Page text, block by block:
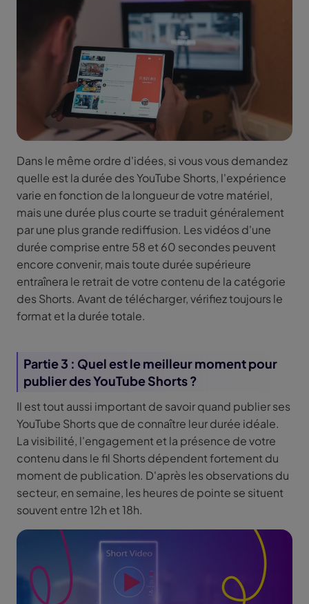
Dans le même ordre d'idées, si vous vous demandez
quelle est la durée des YouTube Shorts, l'expérience
varie en fonction de la longueur de votre matériel,
mais une durée plus courte se traduit généralement
par une plus grande rediffusion. Les vidéos d'une
durée comprise entre 58 et 60 secondes peuvent
encore convenir, mais toute durée supérieure
entraînera le retrait de votre contenu de la catégorie
des Shorts. Avant de télécharger, vérifiez toujours le
format et la durée totale.
Partie 3 : Quel est le meilleur moment pour
publier des YouTube Shorts ?
Il est tout aussi important de savoir quand publier ses
YouTube Shorts que de connaître leur durée idéale.
La visibilité, l'engagement et la présence de votre
contenu dans le fil Shorts dépendent fortement du
moment de publication. D'après les observations du
secteur, en semaine, les heures de pointe se situent
souvent entre 12h et 18h.